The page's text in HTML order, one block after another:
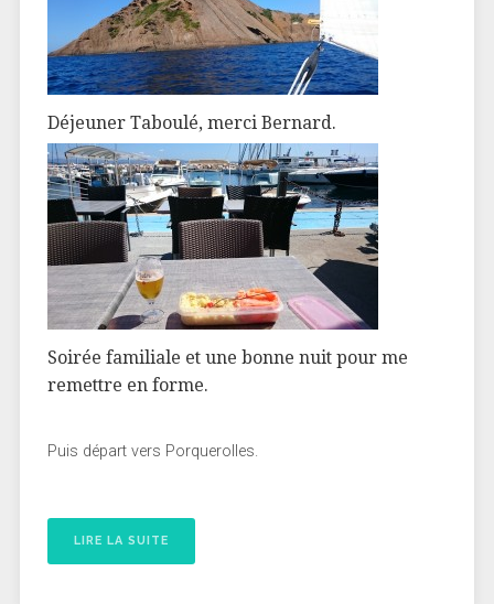
Déjeuner Taboulé, merci Bernard.
Soirée familiale et une bonne nuit pour me
remettre en forme.
Puis départ vers Porquerolles.
LIRE LA SUITE